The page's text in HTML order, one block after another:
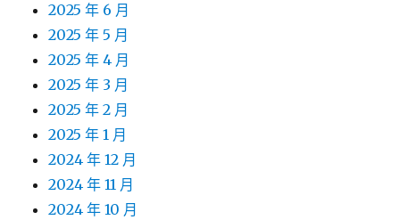
2025 年 6 月
2025 年 5 月
2025 年 4 月
2025 年 3 月
2025 年 2 月
2025 年 1 月
2024 年 12 月
2024 年 11 月
2024 年 10 月